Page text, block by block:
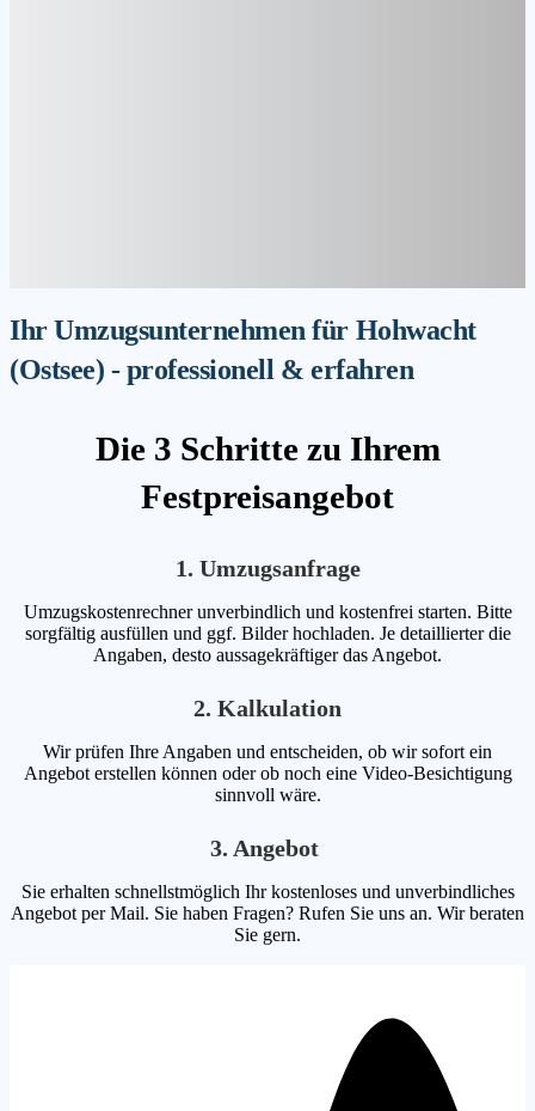
Ihr Umzugsunternehmen für Hohwacht
(Ostsee) - professionell & erfahren
Die 3 Schritte zu Ihrem
Festpreisangebot
1. Umzugsanfrage
Umzugskostenrechner unverbindlich und kostenfrei starten. Bitte
sorgfältig ausfüllen und ggf. Bilder hochladen. Je detaillierter die
Angaben, desto aussagekräftiger das Angebot.
2. Kalkulation
Wir prüfen Ihre Angaben und entscheiden, ob wir sofort ein
Angebot erstellen können oder ob noch eine Video-Besichtigung
sinnvoll wäre.
3. Angebot
Sie erhalten schnellstmöglich Ihr kostenloses und unverbindliches
Angebot per Mail. Sie haben Fragen? Rufen Sie uns an. Wir beraten
Sie gern.